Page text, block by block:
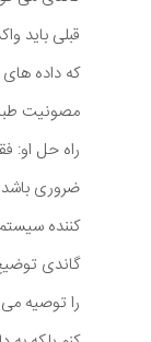
قبلی باید
که داده
مصونیت
راه حل او:
ضروری باشد
کننده
گاندی
را توصیه